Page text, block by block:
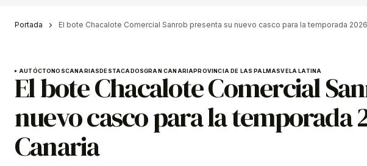
Portada El bote Chacalote Comercial Sanrob presenta su nuevo casco para la temporada
AUTÓCTONOSCANARIASDESTACADOSGRAN CANARIAPROVINCIA DE LAS PALMASVELA LATINA
El bote Chacalote Comercial
nuevo casco para la temporada
Canaria